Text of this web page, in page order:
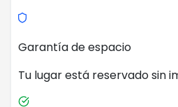
Garantía de espacio
Tu lugar está reservado sin